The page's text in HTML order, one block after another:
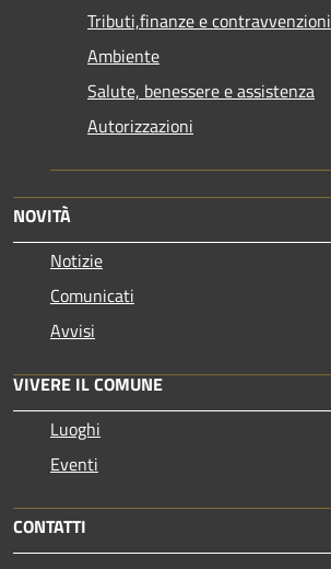
Tributi,finanze e contravvenzioni
Ambiente
Salute, benessere e assistenza
Autorizzazioni
NOVITÀ
Notizie
Comunicati
Avvisi
VIVERE IL COMUNE
Luoghi
Eventi
CONTATTI